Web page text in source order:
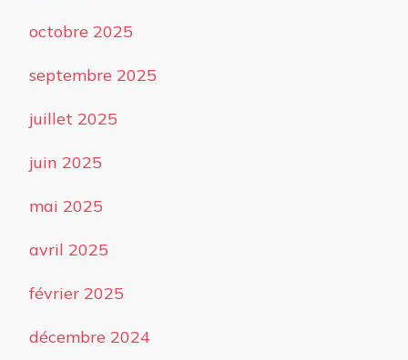
octobre 2025
septembre 2025
juillet 2025
juin 2025
mai 2025
avril 2025
février 2025
décembre 2024